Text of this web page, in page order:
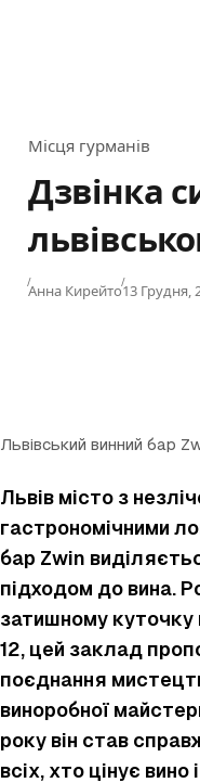
Category
Місця гурманів
Дзвінка
Анна КирейтоPublished
13 Грудня,
Львівський винний бар
Львів місто з
гастрономічними
бар Zwin
підходом до вина.
затишному куточку
12, цей заклад
поєднання
виноробної
року він став
всіх, хто цінує